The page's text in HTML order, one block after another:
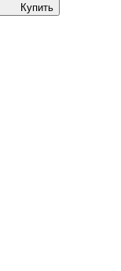
Купить